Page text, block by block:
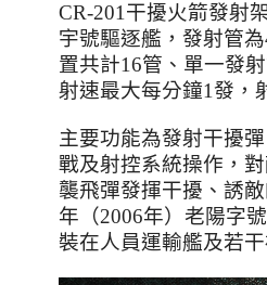
CR-201干擾火箭發射
宇號驅逐艦，發射管為
置共計16管、單一發
射速最大每分鐘1發，
主要功能為發射干擾
戰及射控系統操作，
襲飛彈發揮干擾、誘
年（2006年）老陽字
裝在人員運輸艦及若